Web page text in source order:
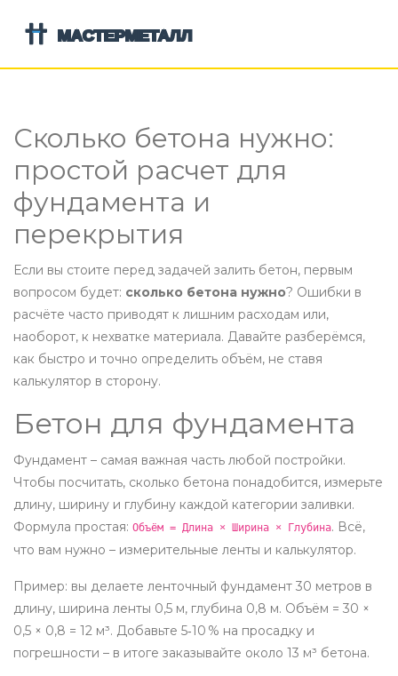
Сколько бетона нужно:
простой расчет для
фундамента и
перекрытия
Если вы стоите перед задачей залить бетон, первым
вопросом будет: сколько бетона нужно? Ошибки в
расчёте часто приводят к лишним расходам или,
наоборот, к нехватке материала. Давайте разберёмся,
как быстро и точно определить объём, не ставя
калькулятор в сторону.
Бетон для фундамента
Фундамент – самая важная часть любой постройки.
Чтобы посчитать, сколько бетона понадобится, измерьте
длину, ширину и глубину каждой категории заливки.
Формула простая: Объём = Длина × Ширина × Глубина. Всё,
что вам нужно – измерительные ленты и калькулятор.
Пример: вы делаете ленточный фундамент 30 метров в
длину, ширина ленты 0,5 м, глубина 0,8 м. Объём = 30 ×
0,5 × 0,8 = 12 м³. Добавьте 5‑10 % на просадку и
погрешности – в итоге заказывайте около 13 м³ бетона.